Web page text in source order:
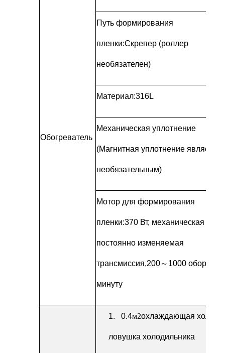
Обогреватель
Путь формирования
пленки:Скрепер (роллер
необязателен)
Материал:316L
Механическая уплотнение
(Магнитная уплотнение является
необязательным)
Мотор для формирования
пленки:370 Вт, механическая
постоянно изменяемая
трансмиссия,200～ 1000 оборотов
минуту
1. 0.4м2охлаждающая
ловушка холодильника